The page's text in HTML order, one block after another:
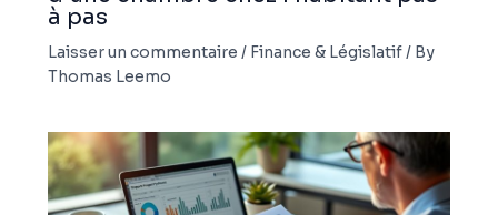
à pas
Laisser un commentaire / Finance & Législatif/ By
Thomas Leemo